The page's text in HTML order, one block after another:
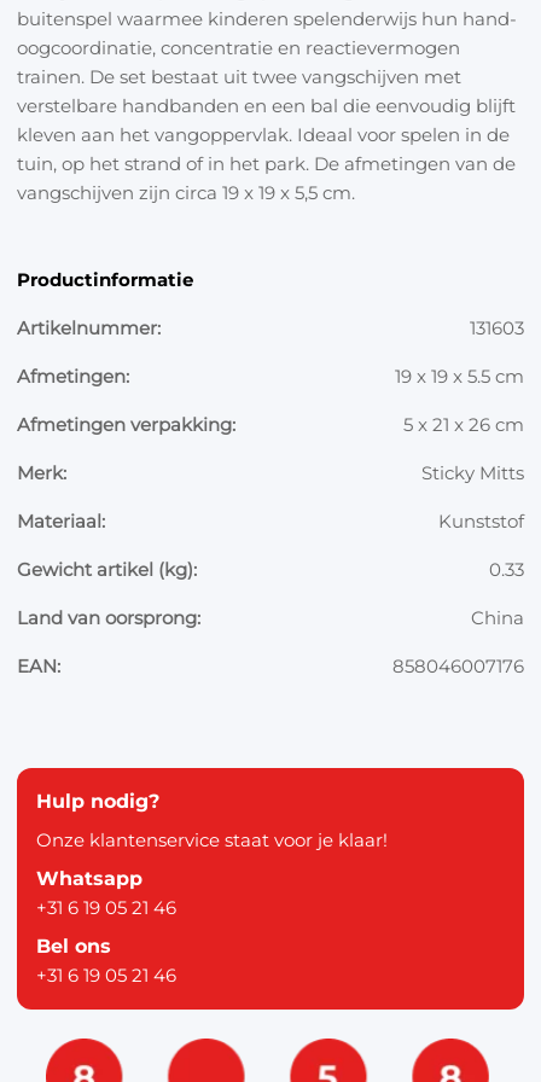
buitenspel waarmee kinderen spelenderwijs hun hand-
oogcoordinatie, concentratie en reactievermogen
trainen. De set bestaat uit twee vangschijven met
verstelbare handbanden en een bal die eenvoudig blijft
kleven aan het vangoppervlak. Ideaal voor spelen in de
tuin, op het strand of in het park. De afmetingen van de
vangschijven zijn circa 19 x 19 x 5,5 cm.
Productinformatie
Artikelnummer: 131603
Afmetingen: 19 x 19 x 5.5 cm
Afmetingen verpakking: 5 x 21 x 26 cm
Merk: Sticky Mitts
Materiaal: Kunststof
Gewicht artikel (kg): 0.33
Land van oorsprong: China
EAN: 858046007176
Hulp nodig?
Onze klantenservice staat voor je klaar!
Whatsapp
+31 6 19 05 21 46
Bel ons
+31 6 19 05 21 46